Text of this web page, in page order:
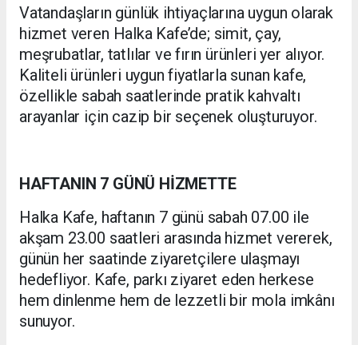
Vatandaşların günlük ihtiyaçlarına uygun olarak
hizmet veren Halka Kafe’de; simit, çay,
meşrubatlar, tatlılar ve fırın ürünleri yer alıyor.
Kaliteli ürünleri uygun fiyatlarla sunan kafe,
özellikle sabah saatlerinde pratik kahvaltı
arayanlar için cazip bir seçenek oluşturuyor.
HAFTANIN 7 GÜNÜ HİZMETTE
Halka Kafe, haftanın 7 günü sabah 07.00 ile
akşam 23.00 saatleri arasında hizmet vererek,
günün her saatinde ziyaretçilere ulaşmayı
hedefliyor. Kafe, parkı ziyaret eden herkese
hem dinlenme hem de lezzetli bir mola imkânı
sunuyor.